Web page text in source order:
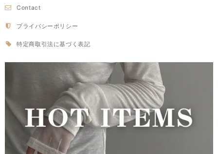
Contact
プライバシーポリシー
特定商取引法に基づく表記